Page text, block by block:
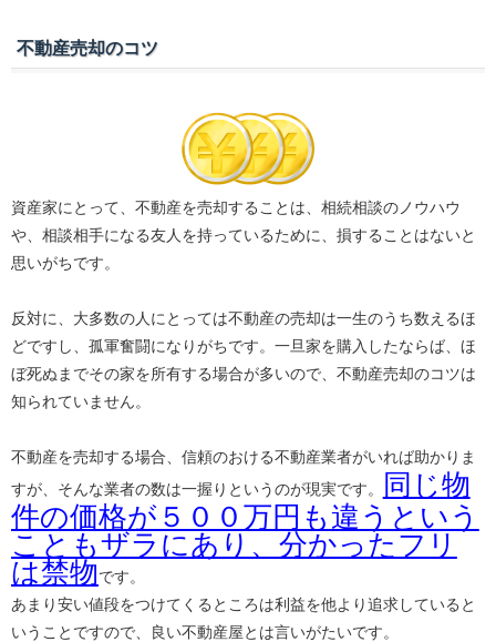
不動産売却のコツ
資産家にとって、不動産を売却することは、相続相談のノウハウ
や、相談相手になる友人を持っているために、損することはないと
思いがちです。
反対に、大多数の人にとっては不動産の売却は一生のうち数えるほ
どですし、孤軍奮闘になりがちです。一旦家を購入したならば、ほ
ぼ死ぬまでその家を所有する場合が多いので、不動産売却のコツは
知られていません。
不動産を売却する場合、信頼のおける不動産業者がいれば助かりま
すが、そんな業者の数は一握りというのが現実です。
同じ物
件の価格が５００万円も違うという
こともザラにあり、分かったフリ
は禁物です。
あまり安い値段をつけてくるところは利益を他より追求していると
いうことですので、良い不動産屋とは言いがたいです。